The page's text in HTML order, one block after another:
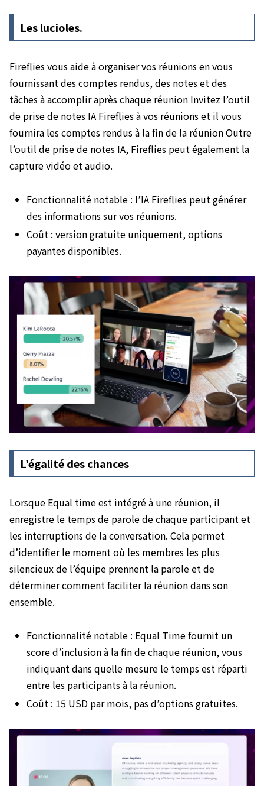
Les lucioles.
Fireflies vous aide à organiser vos réunions en vous
fournissant des comptes rendus, des notes et des
tâches à accomplir après chaque réunion Invitez l’outil
de prise de notes IA Fireflies à vos réunions et il vous
fournira les comptes rendus à la fin de la réunion Outre
l’outil de prise de notes IA, Fireflies peut également la
capture vidéo et audio.
Fonctionnalité notable : l’IA Fireflies peut générer
des informations sur vos réunions.
Coût : version gratuite uniquement, options
payantes disponibles.
L’égalité des chances
Lorsque Equal time est intégré à une réunion, il
enregistre le temps de parole de chaque participant et
les interruptions de la conversation. Cela permet
d’identifier le moment où les membres les plus
silencieux de l’équipe prennent la parole et de
déterminer comment faciliter la réunion dans son
ensemble.
Fonctionnalité notable : Equal Time fournit un
score d’inclusion à la fin de chaque réunion, vous
indiquant dans quelle mesure le temps est réparti
entre les participants à la réunion.
Coût : 15 USD par mois, pas d’options gratuites.